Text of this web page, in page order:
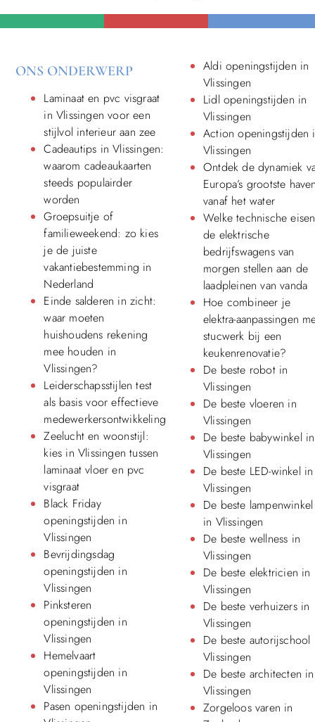
ONS ONDERWERP
Laminaat en pvc visgraat
in Vlissingen voor een
stijlvol interieur aan zee
Cadeautips in Vlissingen:
waarom cadeaukaarten
steeds populairder
worden
Groepsuitje of
familieweekend: zo kies
je de juiste
vakantiebestemming in
Nederland
Einde salderen in zicht:
waar moeten
huishoudens rekening
mee houden in
Vlissingen?
Leiderschapsstijlen test
als basis voor effectieve
medewerkersontwikkeling
Zeelucht en woonstijl:
kies in Vlissingen tussen
laminaat vloer en pvc
visgraat
Black Friday
openingstijden in
Vlissingen
Bevrijdingsdag
openingstijden in
Vlissingen
Pinksteren
openingstijden in
Vlissingen
Hemelvaart
openingstijden in
Vlissingen
Pasen openingstijden in
Aldi openingstijden in
Vlissingen
Lidl openingstijden in
Vlissingen
Action openingstijden
Vlissingen
Ontdek de dynamiek
Europa’s grootste
vanaf het water
Welke technische eisen
de elektrische
bedrijfswagens van
morgen stellen aan de
laadpleinen van vanda
Hoe combineer je
elektra-aanpassingen
stucwerk bij een
keukenrenovatie?
De beste robot in
Vlissingen
De beste vloeren in
Vlissingen
De beste babywinkel in
Vlissingen
De beste LED-winkel in
Vlissingen
De beste lampenwinkel
in Vlissingen
De beste wellness in
Vlissingen
De beste elektricien in
Vlissingen
De beste verhuizers in
Vlissingen
De beste autorijschool
Vlissingen
De beste architecten in
Vlissingen
Zorgeloos varen in